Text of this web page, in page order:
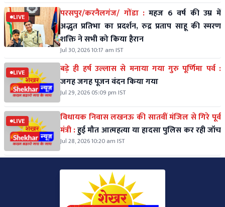
LIVE परसपुर/करनैलगंज/ गोंडा : महज 6 वर्ष की उम्र में
अद्भुत प्रतिभा का प्रदर्शन, रुद्र प्रताप साहू की स्मरण
शक्ति ने सभी को किया हैरान
Jul 30, 2026 10:17 am IST
LIVE
बड़े ही हर्ष उल्लास से मनाया गया गुरु पूर्णिमा पर्व :
जगह जगह पूजन वंदन किया गया
Jul 29, 2026 05:09 pm IST
LIVE
विधायक निवास लखनऊ की सातवीं मंजिल से गिरे पूर्व
मंत्री :हुई मौत आत्महत्या या हादसा पुलिस कर रही जॉच
Jul 28, 2026 10:20 am IST